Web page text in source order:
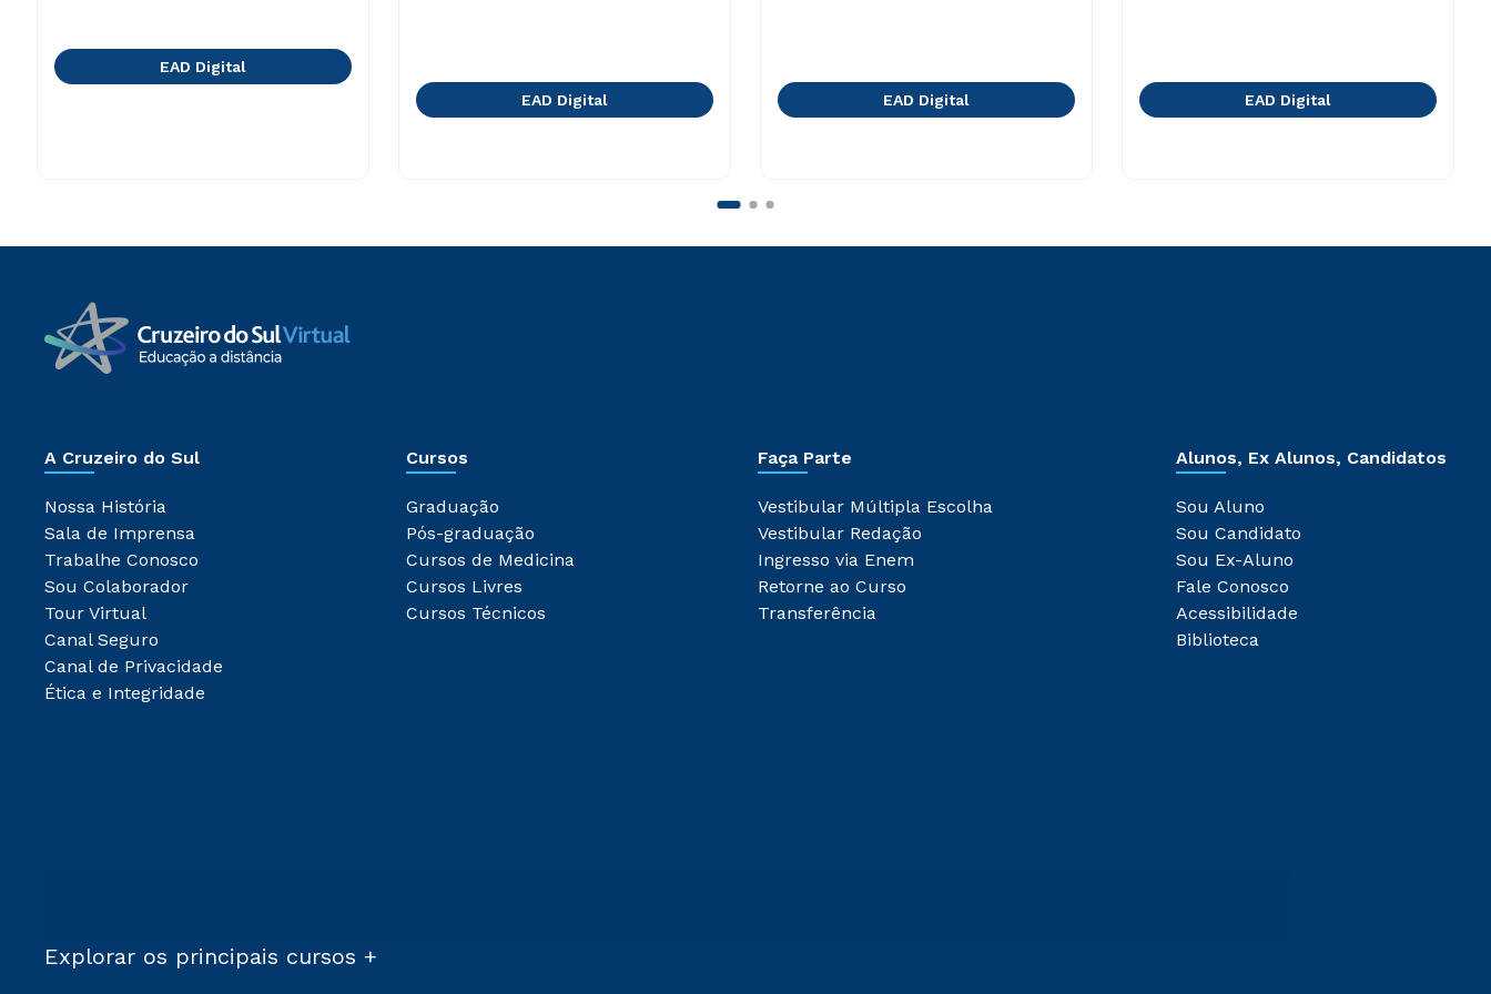
EAD Digital
EAD Digital EAD Digital EAD Digital
A Cruzeiro do Sul
Nossa História
Sala de Imprensa
Trabalhe Conosco
Sou Colaborador
Tour Virtual
Canal Seguro
Canal de Privacidade
Ética e Integridade
Cursos
Graduação
Pós-graduação
Cursos de Medicina
Cursos Livres
Cursos Técnicos
Faça Parte
Vestibular Múltipla Escolha
Vestibular Redação
Ingresso via Enem
Retorne ao Curso
Transferência
Alunos, Ex Alunos, Candidatos
Sou Aluno
Sou Candidato
Sou Ex-Aluno
Fale Conosco
Acessibilidade
Biblioteca
Explorar os principais cursos +